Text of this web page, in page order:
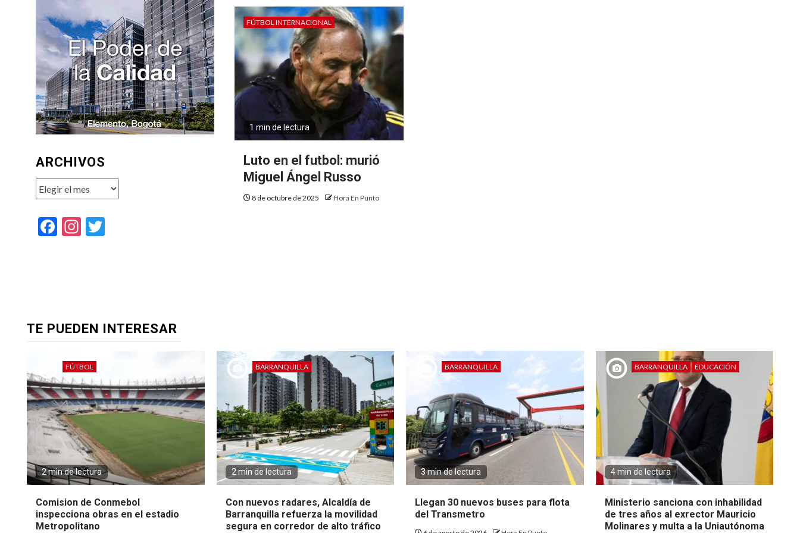
FÚTBOL INTERNACIONAL
1 min de lectura
Luto en el futbol: murió
Miguel Ángel Russo
8 de octubre de 2025 Hora En Punto
ARCHIVOS
Archivos
Facebook
Instagram
TE PUEDEN INTERESAR
FÚTBOL
2 min de lectura
Comision de Conmebol
inspecciona obras en el estadio
Metropolitano
BARRANQUILLA
2 min de lectura
Con nuevos radares, Alcaldía de
Barranquilla refuerza la movilidad
segura en corredor de alto tráfico
BARRANQUILLA
3 min de lectura
Llegan 30 nuevos buses para flota
del Transmetro
BARRANQUILLA EDUCACIÓN
4 min de lectura
Ministerio sanciona con inhabilidad
de tres años al exrector Mauricio
Molinares y multa a la Uniautónoma